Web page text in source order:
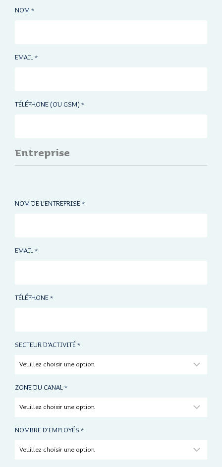
NOM *
EMAIL *
TÉLÉPHONE (OU GSM) *
Entreprise
NOM DE L'ENTREPRISE *
EMAIL *
TÉLÉPHONE *
SECTEUR D'ACTIVITÉ *
ZONE DU CANAL *
NOMBRE D'EMPLOYÉS *